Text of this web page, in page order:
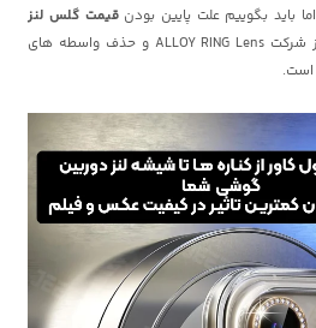
باید بگوییم علت پایین بودنقیمت گلس لنز
در جیتل واردات مستقیم از شرکت ALLOY RING Lens و حذف واسطه های
است.